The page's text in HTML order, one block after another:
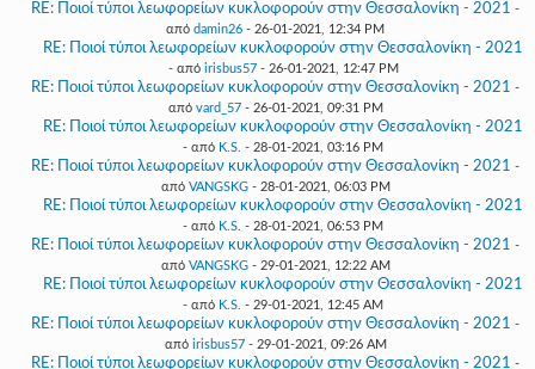
RE: Ποιοί τύποι λεωφορείων κυκλοφορούν στην Θεσσαλονίκη - 2021 -
από damin26 - 26-01-2021, 12:34 PM
RE: Ποιοί τύποι λεωφορείων κυκλοφορούν στην Θεσσαλονίκη - 2021
- από irisbus57- 26-01-2021, 12:47 PM
RE: Ποιοί τύποι λεωφορείων κυκλοφορούν στην Θεσσαλονίκη - 2021 -
από vard_57- 26-01-2021, 09:31 PM
RE: Ποιοί τύποι λεωφορείων κυκλοφορούν στην Θεσσαλονίκη - 2021
- από K.S. - 28-01-2021, 03:16 PM
RE: Ποιοί τύποι λεωφορείων κυκλοφορούν στην Θεσσαλονίκη - 2021 -
από VANGSKG- 28-01-2021, 06:03 PM
RE: Ποιοί τύποι λεωφορείων κυκλοφορούν στην Θεσσαλονίκη - 2021
- από K.S. - 28-01-2021, 06:53 PM
RE: Ποιοί τύποι λεωφορείων κυκλοφορούν στην Θεσσαλονίκη - 2021 -
από VANGSKG- 29-01-2021, 12:22 AM
RE: Ποιοί τύποι λεωφορείων κυκλοφορούν στην Θεσσαλονίκη - 2021
- από K.S. - 29-01-2021, 12:45 AM
RE: Ποιοί τύποι λεωφορείων κυκλοφορούν στην Θεσσαλονίκη - 2021 -
από irisbus57- 29-01-2021, 09:26 AM
RE: Ποιοί τύποι λεωφορείων κυκλοφορούν στην Θεσσαλονίκη - 2021 -